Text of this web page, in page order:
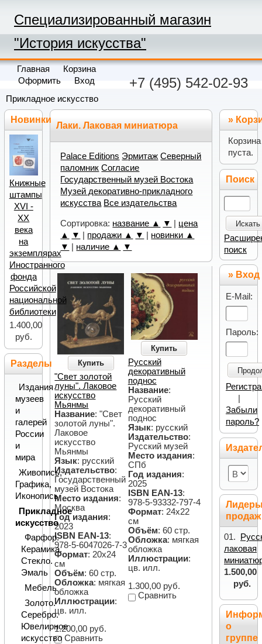
Специализированный магазин
"История искусства"
+7 (495) 542-02-93
Главная
Корзина
Оформить
Вход
Прикладное искусство
Лаки. Лаковая миниатюра
Palace Editions Эрмитаж Северный
паломник Согласие
Государственный музей Востока
Музей декоративно-прикладного
искусства Все издательства
Сортировка: название ▲ ▼
цена
▲
▼ продажи ▲ ▼
новинки ▲
▼
наличие ▲ ▼
Купить
"Свет золотой
луны". Лаковое
искусство
Мьянмы
Название: "Свет
золотой луны".
Лаковое
искусство
Мьянмы
Язык: русский
Издательство:
Государственный
музей Востока
Место издания:
Москва
Год издания:
2023
ISBN EAN-13:
978-5-6047026-7-3
Формат: 20х24
см
Объём: 60 стр.
Обложка: мягкая
обложка
Иллюстрации:
цв. илл.
1.200,00 руб.
Сравнить
Купить
Русский
декоративный
поднос
Название:
Русский
декоративный
поднос
Язык: русский
Издательство:
Русский музей
Место издания:
СПб
Год издания:
2025
ISBN EAN-13:
978-5-93332-797-4
Формат: 24х22
см
Объём: 60 стр.
Обложка: мягкая
обложка
Иллюстрации:
цв. илл.
1.300,00 руб.
Сравнить
Новинки
Книжные
штампы
XVI -
XX
века
на
экземплярах
Иностранного
фонда
Российской
национальной
библиотеки
1.400,00
руб.
Разделы
Издания
музеев
и
галерей
России
и
мира
Живопись,
Графика,
Иконопись
Прикладное
искусство
Фарфор.
Керамика.
Стекло.
Эмаль
Мебель
Золото.
Серебро.
Ювелирное
искусство
»
Корзина
пуста.
Поиск
Искать
поиск
» Вход
E-Mail:
Пароль:
Забыли
пароль?
продаж
01.
лаковая
1.500,00
руб.
о
группе